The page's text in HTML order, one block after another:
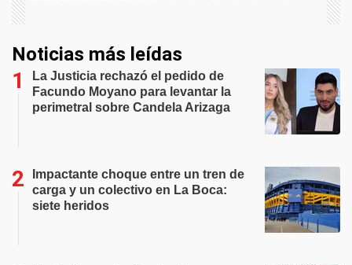
Noticias más leídas
La Justicia rechazó el pedido de
Facundo Moyano para levantar la
perimetral sobre Candela Arizaga
Impactante choque entre un tren de
carga y un colectivo en La Boca:
siete heridos